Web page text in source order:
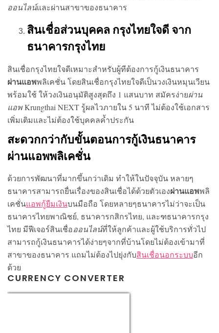
ออนไลน์และผ่านสาขาของธนาคาร
สินเชื่อส่วนบุคคล กรุงไทยใจดี จาก
ธนาคารกรุงไทย
สินเชื่อกรุงไทยใจดีเหมาะสำหรับผู้ทีต้องการกู้เงินธนาคาร
ผ่านแอพพลิเคชั่น โดยสินเชื่อกรุงไทยใจดีเป็นวงเงินหมุนเวียน
พร้อมใช้ ให้วงเงินอนุมัติสูงสุดถึง 1 แสนบาท สมัครง่ายผ่าน
แอพKrungthai NEXT รู้ผลไวภายใน 5 นาที ไม่ต้องใช้เอกสาร
เพิ่มเติมและไม่ต้องใช้บุคคลค้ำประกัน
สะดวกกว่ากับขั้นตอนการกู้เงินธนาคาร
ผ่านแอพพลิเคชั่น
ด้วยการพัฒนาที่มากขึ้นกว่าเดิม ทำให้ในปัจจุบัน หลายๆ
ธนาคารสามารถยื่นเรื่องของสินเชื่อได้ด้วยตัวเองผ่านแอพพลิ
เคชั่นแอพกู้ยืมเงินบนมือถือ โดยหลายๆธนาคารไม่ว่าจะเป็น
ธนาคารไทยพาณิชย์, ธนาคารกสิกรไทย, และฑธนาคารกรุง
ไทย มีฟีเจอร์สินเชื่อออนไลน์ที่ให้ลูกค้าและผู้ใช้บริการทั่วไป
สามารถกู้เงินธนาคารได้ง่ายๆจากที่บ้านโดยไม่ต้องเข้ามาที่
สาขาของธนาคาร แถมไม่ต้องไปยุ่งกับสินเชื่อนอกระบบอีก
ด้วย
CURRENCY CONVERTER